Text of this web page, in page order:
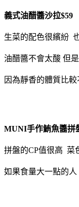
義式油醋醬沙拉$59
生菜的配色很繽紛
油醋醬不會太酸 但
因為靜香的體質比
MUNI手作鮪魚醬拼
拼盤的CP值很高 菜
如果食量大一點的